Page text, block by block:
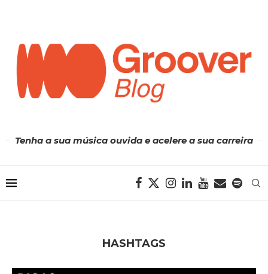
Tenha a sua música ouvida e acelere a sua carreira
HASHTAGS